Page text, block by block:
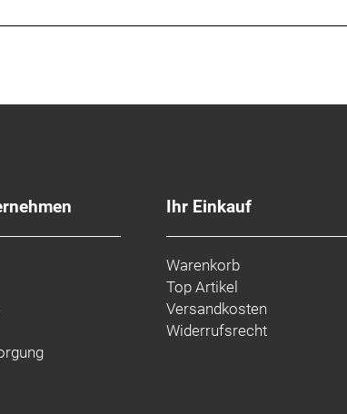
Ihr Einkauf
Warenkorb
Top Artikel
Versandkosten
Widerrufsrecht